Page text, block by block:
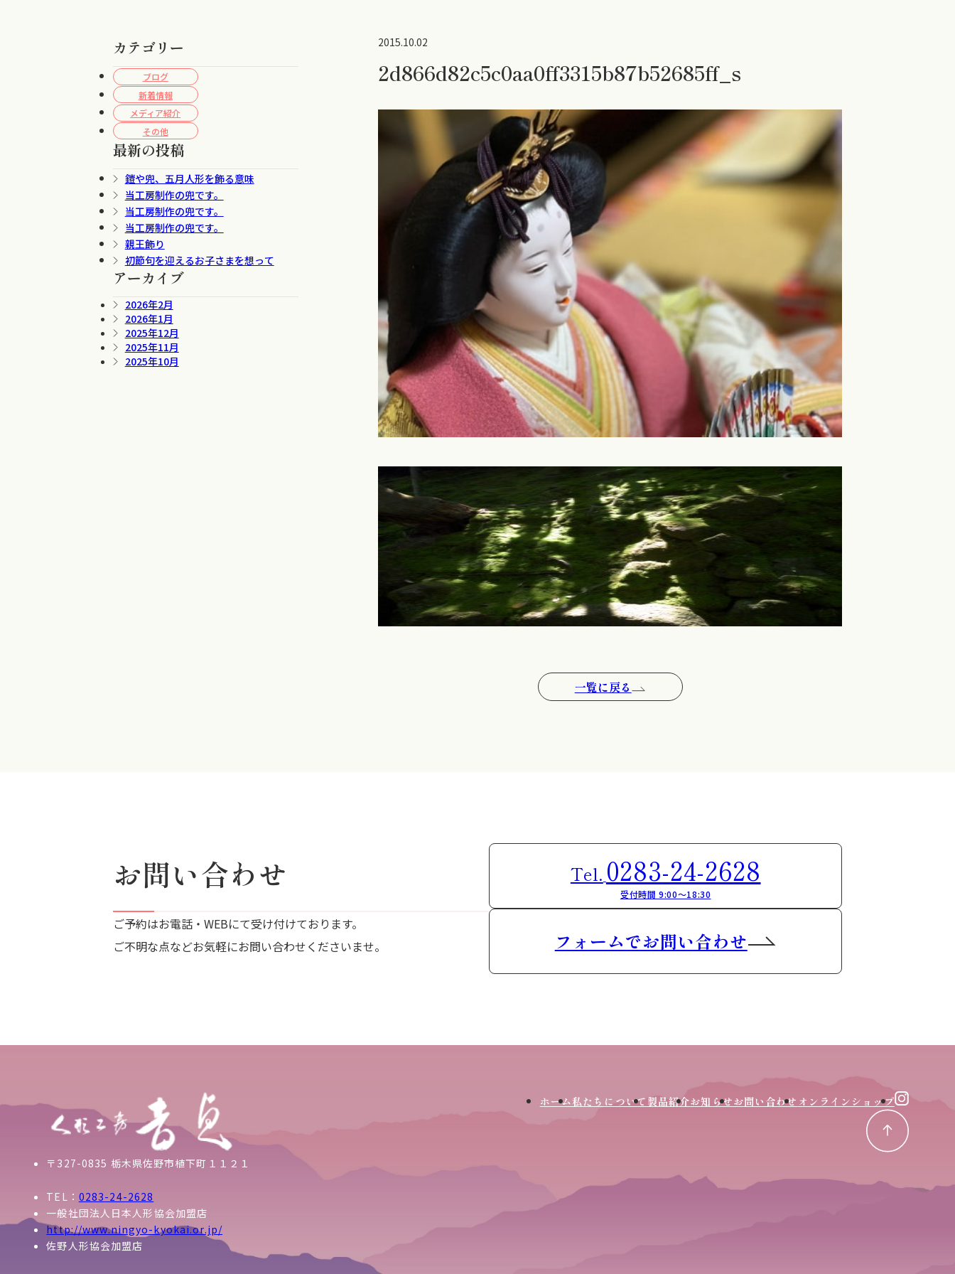
カテゴリー
ブログ
新着情報
メディア紹介
その他
最新の投稿
鎧や兜、五月人形を飾る意味
当工房制作の兜です。
当工房制作の兜です。
当工房制作の兜です。
親王飾り
初節句を迎えるお子さまを想って
アーカイブ
2026年2月
2026年1月
2025年12月
2025年11月
2025年10月
2015.10.02
2d866d82c5c0aa0ff3315b87b52685ff_s
一覧に戻る
お問い合わせ
ご予約はお電話・WEBにて受け付けております。
ご不明な点などお気軽にお問い合わせくださいませ。
Tel. 0283-24-2628
受付時間 9:00～18:30
フォームでお問い合わせ
〒327-0835 栃木県佐野市植下町１１２１
TEL： 0283-24-2628
一般社団法人日本人形協会加盟店
http://www.ningyo-kyokai.or.jp/
佐野人形協会加盟店
ホーム私たちについて 製品紹介お知らせお問い合わせ オンラインショップ